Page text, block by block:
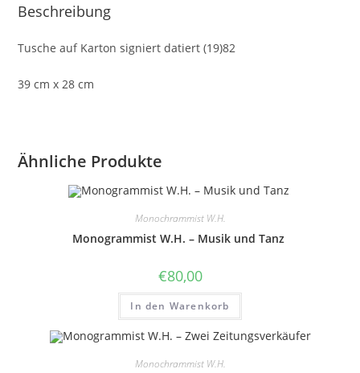
Beschreibung
Tusche auf Karton signiert datiert (19)82
39 cm x 28 cm
Ähnliche Produkte
Monochrammist W.H.
Monogrammist W.H. – Musik und Tanz
€80,00
In den Warenkorb
Monochrammist W.H.